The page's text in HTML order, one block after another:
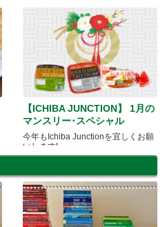
【ICHIBA JUNCTION】 1月の
マンスリー･スペシャル
今年もIchiba Junctionを宜しくお願
いします!